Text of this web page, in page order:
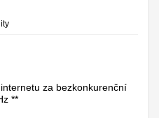
za bezkonkurenční
**